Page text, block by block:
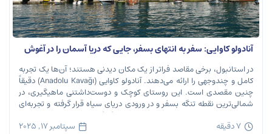
آنادولو کاوایی: سفر به انتهای بسفر، جایی که دریا آسمان را در آغوش
می‌گیرد
در استانبول، برخی مقاصد فراتر از یک مکان دیدنی هستند؛ آن‌ها یک تجربه
کامل و چندوجهی را ارائه می‌دهند. آنادولو کاوایی (Anadolu Kavağı) دقیقاً
چنین مقصدی است. این روستای کوچک و دوست‌داشتنی ماهیگیری، در
شمالی‌ترین نقطه تنگه بسفر و در ورودی دریای سیاه قرار گرفته و تجربه‌ای
بی‌نظیر از تاریخ، طبیعت و طعم‌های اصیل را […]
7 دقیقه سپتامبر 17, 2025